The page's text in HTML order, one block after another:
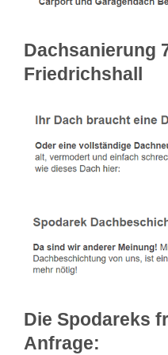
Dachsanierung
Friedrichshall
Die Spodareks
Anfrage: